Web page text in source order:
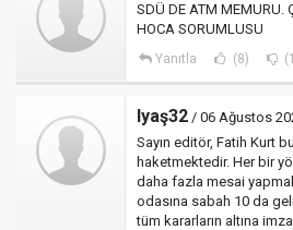
SDÜ DE ATM MEMURU.
HOCA SORUMLUSU
Yanıtla (8)
Iyaş32 / 06 Ağustos
Sayın editör, Fatih Kurt
haketmektedir. Her bir
daha fazla mesai
odasına sabah 10 da
tüm kararların altına